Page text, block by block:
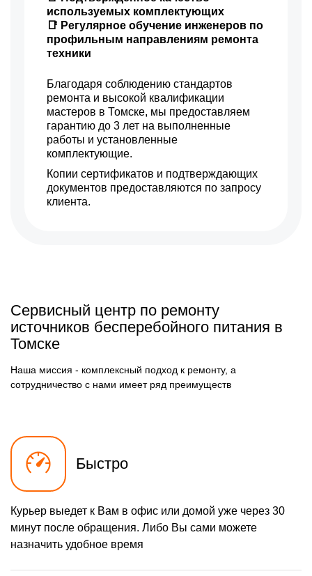
используемых комплектующих
📑 Регулярное обучение инженеров по
профильным направлениям ремонта
техники
Благодаря соблюдению стандартов
ремонта и высокой квалификации
мастеров в Томске, мы предоставляем
гарантию до 3 лет на выполненные
работы и установленные
комплектующие.
Копии сертификатов и подтверждающих
документов предоставляются по запросу
клиента.
Сервисный центр по ремонту
источников бесперебойного питания в
Томске
Наша миссия - комплексный подход к ремонту, а
сотрудничество с нами имеет ряд преимуществ
Быстро
Курьер выедет к Вам в офис или домой уже через 30
минут после обращения. Либо Вы сами можете
назначить удобное время